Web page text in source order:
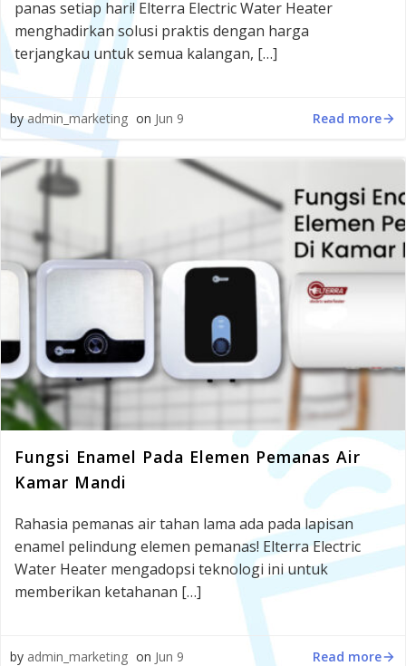
panas setiap hari! Elterra Electric Water Heater
menghadirkan solusi praktis dengan harga
terjangkau untuk semua kalangan, […]
by admin_marketing on Jun 9 Read more
Fungsi Enamel Pada Elemen Pemanas Air
Kamar Mandi
Rahasia pemanas air tahan lama ada pada lapisan
enamel pelindung elemen pemanas! Elterra Electric
Water Heater mengadopsi teknologi ini untuk
memberikan ketahanan […]
by admin_marketing on Jun 9 Read more